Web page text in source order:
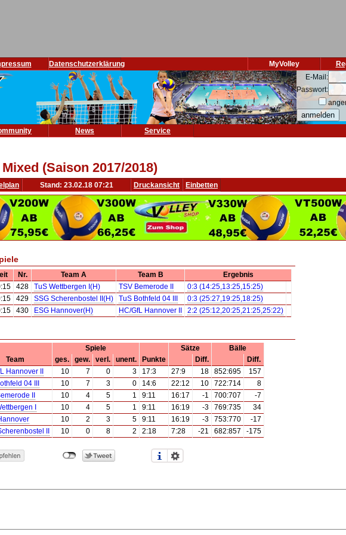
Datenschutzerklärung
MyVolley
E-Mail:
Passwort:
News
Service
(Saison 2017/2018)
Stand: 23.02.18 07:21 Druckansicht Einbetten
Nr. Team A Team B
Ergebnis
428 TuS Wettbergen I(H) TSV Bemerode II
0:3 (14:25,13:25,15:25)
429 SSG Scherenbostel II(H) TuS Bothfeld 04 III
0:3 (25:27,19:25,18:25)
430 ESG Hannover(H) HC/GfL Hannover II 2:2 (25:12,20:25,21:25,25:22)
Spiele Sätze
Bälle
Team ges. gew. verl. unent. Punkte Diff.
Diff.
Hannover II 10 7 0 3 17:3 27:9 18 852:695
157
04 III 10 7 3 0 14:6 22:12 10 722:714
8
II 10 4 5 1 9:11 16:17 -1 700:707
-7
I 10 4 5 1 9:11 16:19 -3 769:735
34
10 2 3 5 9:11 16:19 -3 753:770
-17
II 10 0 8 2 2:18 7:28 -21 682:857 -175